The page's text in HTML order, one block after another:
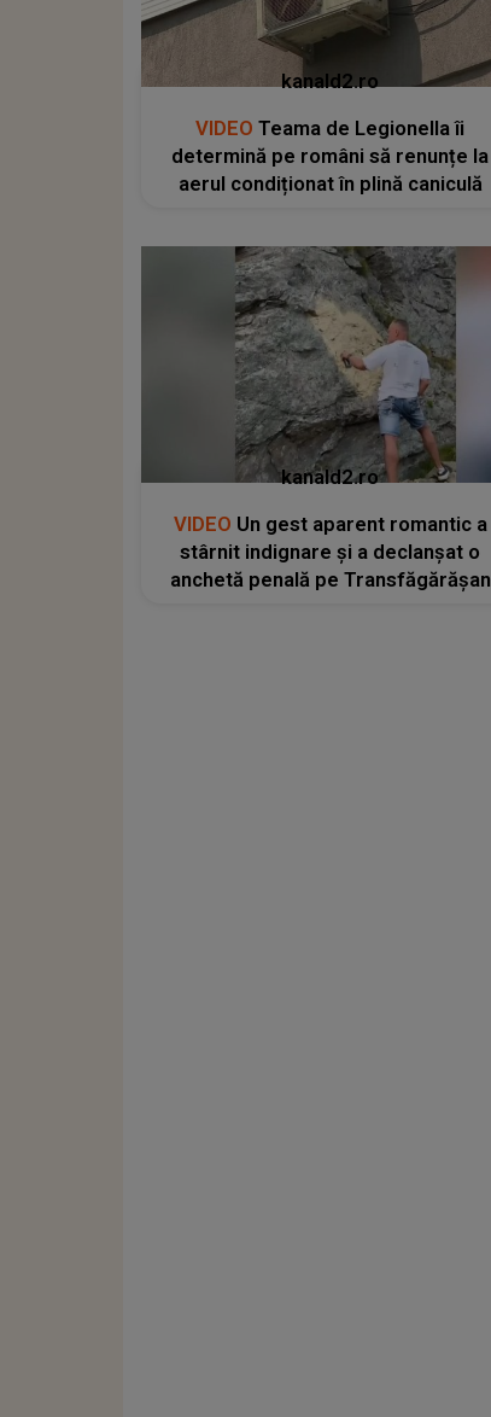
kanald2.ro
VIDEO Teama de Legionella îi
determină pe români să renunțe la
aerul condiționat în plină caniculă
kanald2.ro
VIDEO Un gest aparent romantic a
stârnit indignare și a declanșat o
anchetă penală pe Transfăgărășan